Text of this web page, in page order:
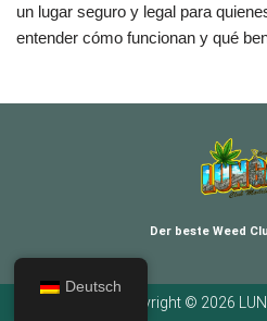
un lugar seguro y legal para
entender cómo funcionan y qué
Der beste Weed
Copyright © 2026
Deutsch